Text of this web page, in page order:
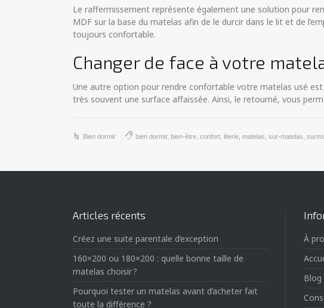
Le raffermissement représente également une solution pour
MDF sur la base du matelas afin de le durcir dans le lit et de
toujours confortable.
Changer de face à votre
Une autre option pour rendre confortable votre matelas usé
très souvent une surface affaissée. Ainsi, le retourné, vous
Bien dormir bien dormir, bien-être confort literie matelas sur-matelas
Articles récents
Créez une suite parentale d’exception
160×200 ou 180×200 : quelle bonne taille de
matelas choisir ?
Pourquoi tester un matelas avant d’acheter fait
toute la différence ?
À
Blog